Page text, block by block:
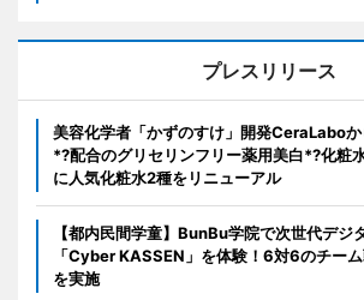
プレスリリース
美容化学者「かずのすけ」開発CeraLabo
*?配合のグリセリンフリー薬用美白*?化粧
に人気化粧水2種をリニューアル
【都内民間学童】BunBu学院で次世代デジ
「Cyber KASSEN」を体験！6対6のチー
を実施